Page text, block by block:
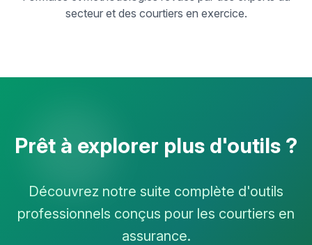
secteur et des courtiers en exercice.
Prêt à explorer plus d'outils ?
Découvrez notre suite complète d'outils
professionnels conçus pour les courtiers en
assurance.